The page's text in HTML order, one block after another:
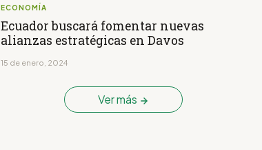
ECONOMÍA
Ecuador buscará fomentar nuevas
alianzas estratégicas en Davos
15 de enero, 2024
Ver más